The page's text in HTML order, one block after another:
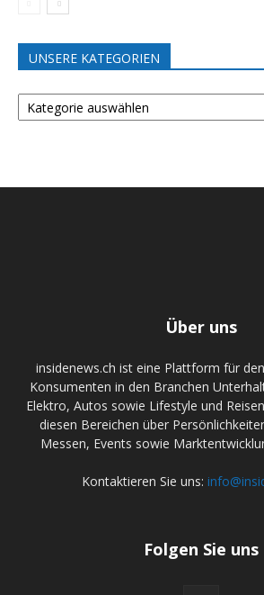
UNSERE KATEGORIEN
UNSERE
KATEGORIEN
Über uns
insidenews.ch ist eine Plattform für
Konsumenten in den Branchen
Elektro, Autos sowie Lifestyle und
diesen Bereichen über
Messen, Events sowie
Kontaktieren Sie uns:
Folgen Sie uns